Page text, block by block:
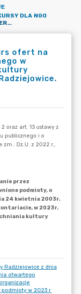
DLA NGO
OGŁOSZENIE - OTWARTY KONKURS OFERT NA WYKONANIE ZADANIA PUBLICZNEGO W ZAKRESIE UPOWSZECHNIANIA KULTURY FIZYCZNEJ NA TERENIE GMINY RADZIEJOWICE.
ofert na
w
Radziejowice z dnia
otwartego
w 2023 r.